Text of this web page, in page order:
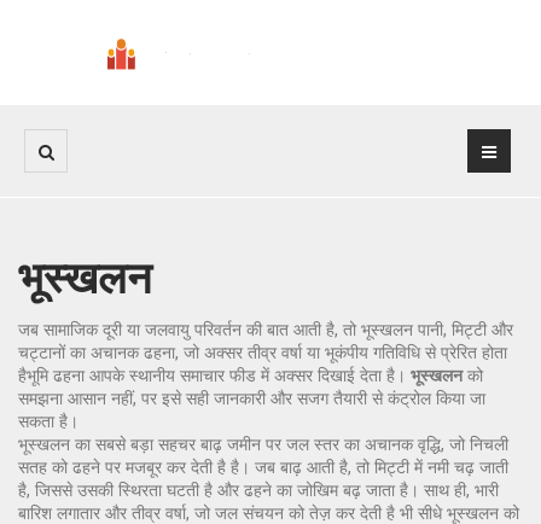
भूस्खलन
जब सामाजिक दूरी या जलवायु परिवर्तन की बात आती है, तो भूस्खलन पानी, मिट्टी और
चट्टानों का अचानक ढहना, जो अक्सर तीव्र वर्षा या भूकंपीय गतिविधि से प्रेरित होता
हैभूमि ढहना आपके स्थानीय समाचार फीड में अक्सर दिखाई देता है। भूस्खलनको
समझना आसान नहीं, पर इसे सही जानकारी और सजग तैयारी से कंट्रोल किया जा
सकता है।
भूस्खलन का सबसे बड़ा सहचर बाढ़ जमीन पर जल स्तर का अचानक वृद्धि, जो निचली
सतह को ढहने पर मजबूर कर देती है है। जब बाढ़ आती है, तो मिट्टी में नमी चढ़ जाती
है, जिससे उसकी स्थिरता घटती है और ढहने का जोखिम बढ़ जाता है। साथ ही, भारी
बारिश लगातार और तीव्र वर्षा, जो जल संचयन को तेज़ कर देती है भी सीधे भूस्खलन को